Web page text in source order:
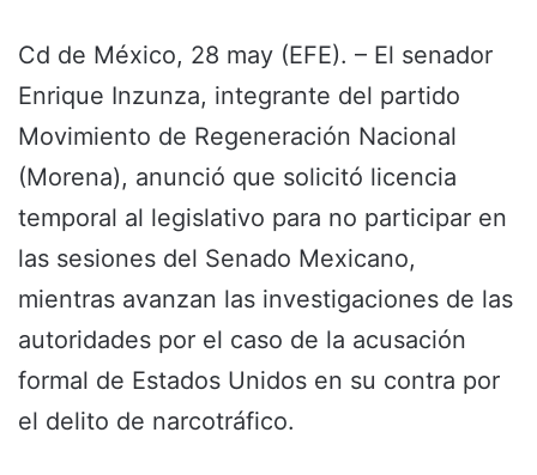
Cd de México, 28 may (EFE). – El senador
Enrique Inzunza, integrante del partido
Movimiento de Regeneración Nacional
(Morena), anunció que solicitó licencia
temporal al legislativo para no participar en
las sesiones del Senado Mexicano,
mientras avanzan las investigaciones de las
autoridades por el caso de la acusación
formal de Estados Unidos en su contra por
el delito de narcotráfico.